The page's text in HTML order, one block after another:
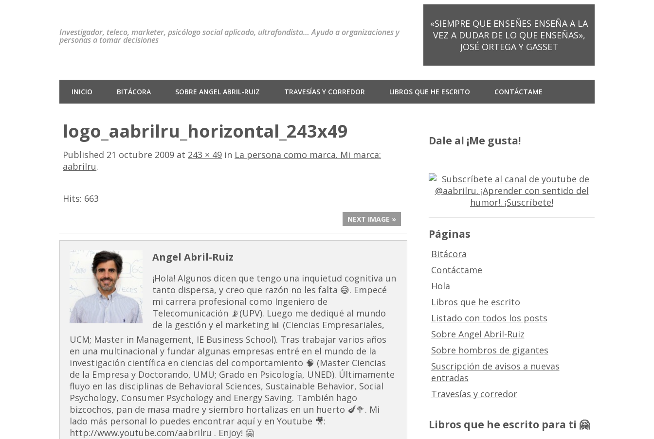
Investigador, teleco, marketer, psicólogo social aplicado, ultrafondista… Ayudo a organizaciones y
personas a tomar decisiones
«SIEMPRE QUE ENSEÑES ENSEÑA A LA
VEZ A DUDAR DE LO QUE ENSEÑAS»,
JOSÉ ORTEGA Y GASSET
INICIO BITÁCORA SOBRE ANGEL ABRIL-RUIZ TRAVESÍAS Y CORREDOR LIBROS QUE HE ESCRITO CONTÁCTAME
logo_aabrilru_horizontal_243x49
Published 21 octubre 2009 at 243 × 49 in La persona como marca. Mi marca:
aabrilru.
Hits: 663
NEXT IMAGE »
Angel Abril-Ruiz
¡Hola! Algunos dicen que tengo una inquietud cognitiva un
tanto dispersa, y creo que razón no les falta 😅. Empecé
mi carrera profesional como Ingeniero de
Telecomunicación 📡(UPV). Luego me dediqué al mundo
de la gestión y el marketing 📊 (Ciencias Empresariales,
UCM; Master in Management, IE Business School). Tras trabajar varios años
en una multinacional y fundar algunas empresas entré en el mundo de la
investigación científica en ciencias del comportamiento 🧠 (Master Ciencias
de la Empresa y Doctorando, UMU; Grado en Psicología, UNED). Últimamente
fluyo en las disciplinas de Behavioral Sciences, Sustainable Behavior, Social
Psychology, Consumer Psychology and Energy Saving. También hago
bizcochos, pan de masa madre y siembro hortalizas en un huerto 🍆🥦. Mi
lado más personal lo puedes encontrar aquí y en Youtube 🎥:
http://www.youtube.com/aabrilru . Enjoy! 🤗
Dale al ¡Me gusta!
Páginas
Bitácora
Contáctame
Hola
Libros que he escrito
Listado con todos los posts
Sobre Angel Abril-Ruiz
Sobre hombros de gigantes
Suscripción de avisos a nuevas
entradas
Travesías y corredor
Libros que he escrito para ti 🤗